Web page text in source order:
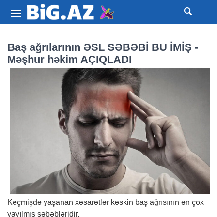
Baş ağrılarının ƏSL SƏBƏBİ BU İMİŞ -
Məşhur həkim AÇIQLADI
Keçmişdə yaşanan xəsarətlər kəskin baş ağrısının ən çox
yayılmış səbəbləridir.